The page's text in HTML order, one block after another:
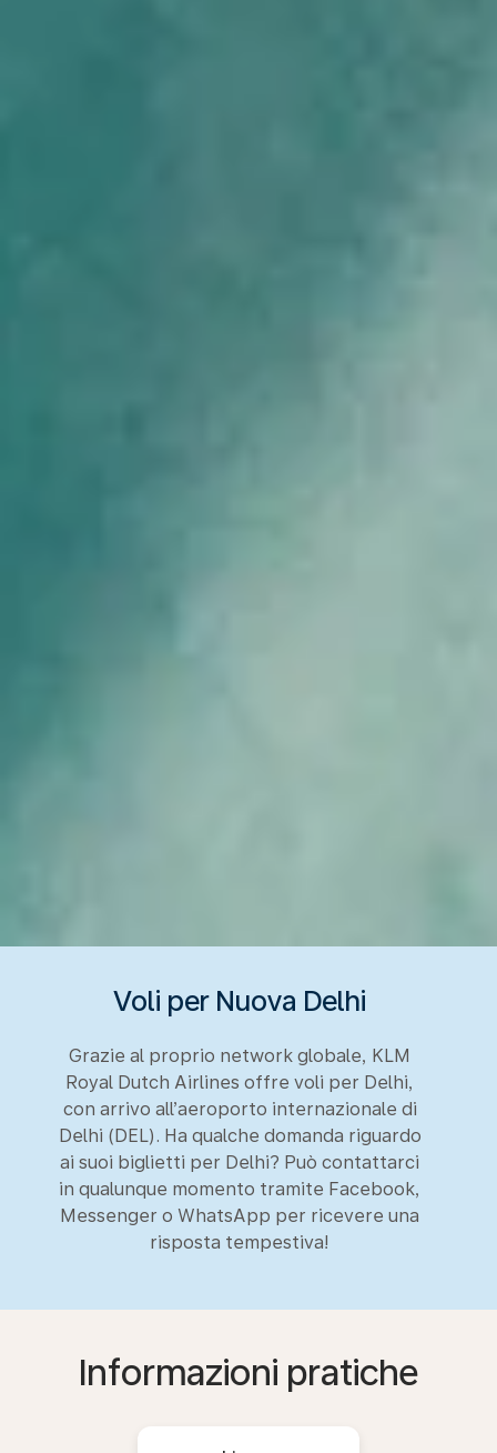
Voli per Nuova Delhi
Grazie al proprio network globale, KLM
Royal Dutch Airlines offre voli per Delhi,
con arrivo all’aeroporto internazionale di
Delhi (DEL). Ha qualche domanda riguardo
ai suoi biglietti per Delhi? Può contattarci
in qualunque momento tramite Facebook,
Messenger o WhatsApp per ricevere una
risposta tempestiva!
Informazioni pratiche